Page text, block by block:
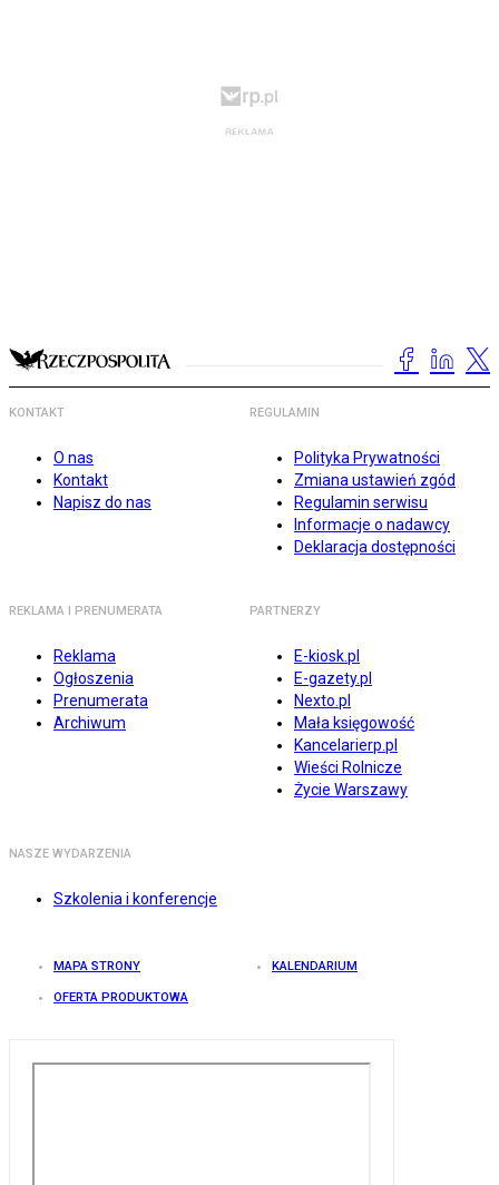
KONTAKT
O nas
Kontakt
Napisz do nas
REGULAMIN
Polityka Prywatności
Zmiana ustawień zgód
Regulamin serwisu
Informacje o nadawcy
Deklaracja dostępności
REKLAMA I PRENUMERATA
Reklama
Ogłoszenia
Prenumerata
Archiwum
PARTNERZY
E-kiosk.pl
E-gazety.pl
Nexto.pl
Mała księgowość
Kancelarierp.pl
Wieści Rolnicze
Życie Warszawy
NASZE WYDARZENIA
Szkolenia i konferencje
MAPA STRONY KALENDARIUM
OFERTA PRODUKTOWA